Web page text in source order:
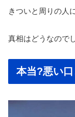
きついと周りの人
真相はどうなので
本当?悪い